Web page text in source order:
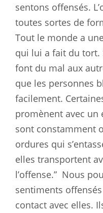
sentons offensés.
toutes sortes de
Tout le monde a
qui lui a fait du tort.
font du mal aux
que les personnes
facilement.
promènent avec un
sont constamment
ordures qui
elles transportent
l’offense.” Nous
sentiments
contact avec elles.